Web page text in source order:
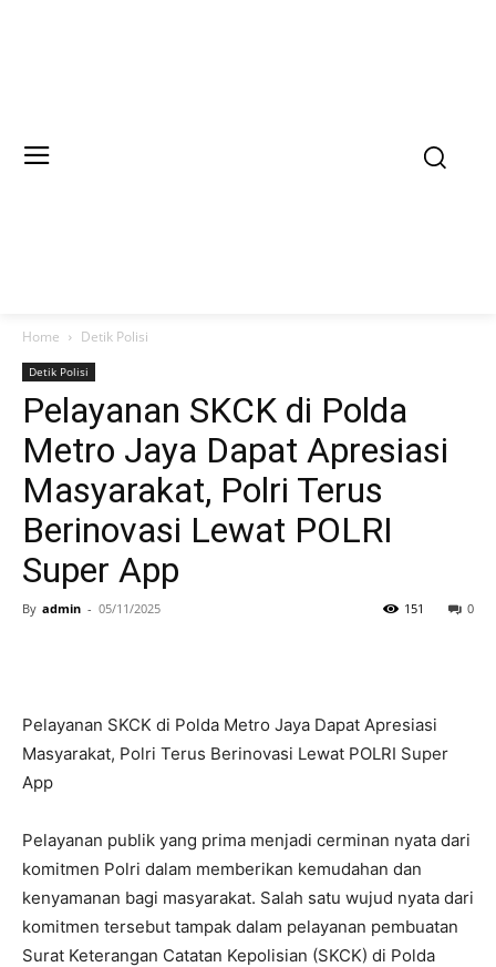
Home Detik Polisi
Detik Polisi
Pelayanan SKCK di Polda
Metro Jaya Dapat Apresiasi
Masyarakat, Polri Terus
Berinovasi Lewat POLRI
Super App
By admin - 05/11/2025 0
151
Pelayanan SKCK di Polda Metro Jaya Dapat Apresiasi
Masyarakat, Polri Terus Berinovasi Lewat POLRI Super
App
Pelayanan publik yang prima menjadi cerminan nyata dari
komitmen Polri dalam memberikan kemudahan dan
kenyamanan bagi masyarakat. Salah satu wujud nyata dari
komitmen tersebut tampak dalam pelayanan pembuatan
Surat Keterangan Catatan Kepolisian (SKCK) di Polda